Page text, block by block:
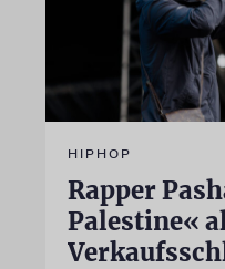
HIPHOP
Rapper
Palestine«